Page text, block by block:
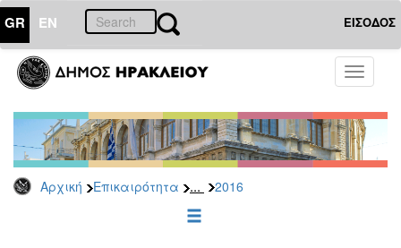
GR EN ΕΙΣΟΔΟΣ
Toggle
Αρχική Επικαιρότητα ... 2016
ΕΠΙΚΑΙΡΟΤΗΤΑ
Τύπου
Αρχείο
2026
2025